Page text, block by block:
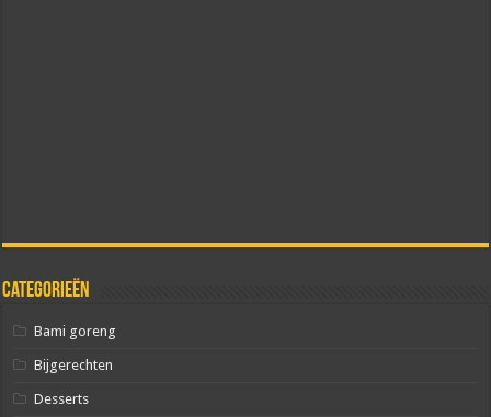
Categorieën
Bami goreng
Bijgerechten
Desserts